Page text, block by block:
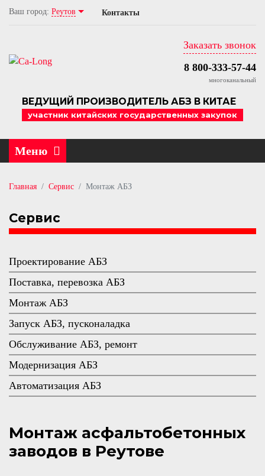
Ваш город: Реутов Контакты
ВЕДУЩИЙ ПРОИЗВОДИТЕЛЬ АБЗ В КИТАЕ
участник китайских государственных закупок
Заказать звонок
8 800-333-57-44
многоканальный
Меню
Асфальтобетонные заводы
Бетонные заводы
Проектирование АБЗ
Монтаж АБЗ
Обслуживание АБЗ, ремонт
Главная Сервис Монтаж АБЗ
Сервис
Проектирование АБЗ
Поставка, перевозка АБЗ
Монтаж АБЗ
Запуск АБЗ, пусконаладка
Обслуживание АБЗ, ремонт
Модернизация АБЗ
Автоматизация АБЗ
Монтаж асфальтобетонных
заводов в Реутове